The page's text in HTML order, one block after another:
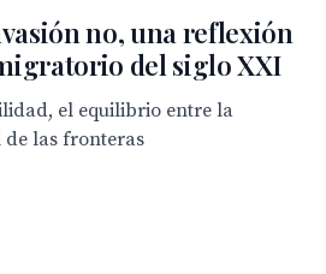
no, una reflexión
del siglo XXI
el equilibrio entre la
las fronteras